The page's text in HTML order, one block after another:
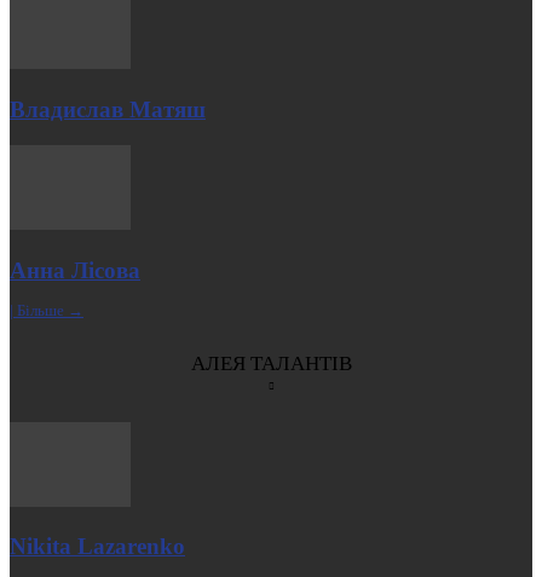
Владислав Матяш
Анна Лісова
| Більше →
АЛЕЯ ТАЛАНТІВ
Nikita Lazarenko